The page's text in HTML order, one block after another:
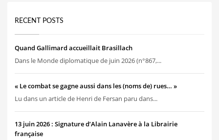
RECENT POSTS
Quand Gallimard accueillait Brasillach
Dans le Monde diplomatique de juin 2026 (n°867,...
« Le combat se gagne aussi dans les (noms de) rues… »
Lu dans un article de Henri de Fersan paru dans...
13 juin 2026 : Signature d’Alain Lanavère à la Librairie
française